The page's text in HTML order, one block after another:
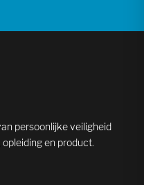
persoonlijke veiligheid
en product.